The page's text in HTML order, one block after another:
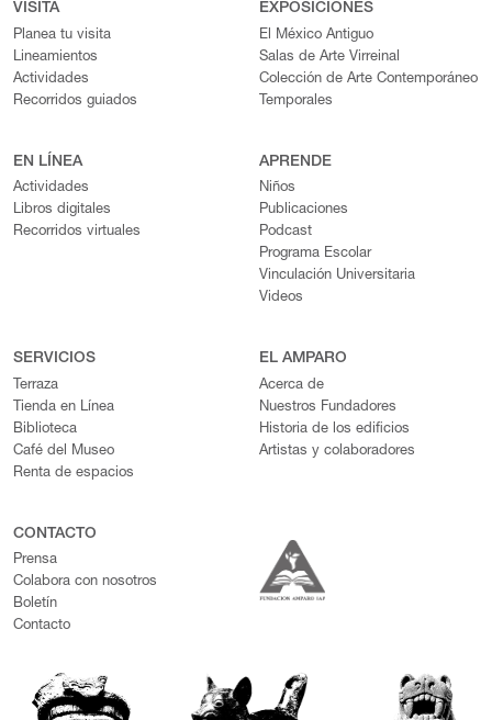
VISITA
Planea tu visita
Lineamientos
Actividades
Recorridos guiados
EXPOSICIONES
El México Antiguo
Salas de Arte Virreinal
Colección de Arte Contemporáneo
Temporales
EN LÍNEA
Actividades
Libros digitales
Recorridos virtuales
APRENDE
Niños
Publicaciones
Podcast
Programa Escolar
Vinculación Universitaria
Videos
SERVICIOS
Terraza
Tienda en Línea
Biblioteca
Café del Museo
Renta de espacios
EL AMPARO
Acerca de
Nuestros Fundadores
Historia de los edificios
Artistas y colaboradores
CONTACTO
Prensa
Colabora con nosotros
Boletín
Contacto